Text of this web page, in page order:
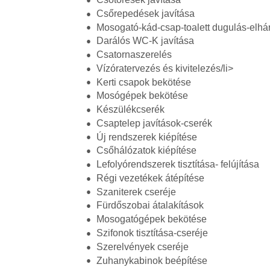
Csőrepedések javítása
Mosogató-kád-csap-toalett dugulás-
Darálós WC-K javítása
Csatornaszerelés
Vízóratervezés és kivitelezés/li>
Kerti csapok bekötése
Mosógépek bekötése
Készülékcserék
Csaptelep javítások-cserék
Új rendszerek kiépítése
Csőhálózatok kiépítése
Lefolyórendszerek tisztítása- felújítása
Régi vezetékek átépítése
Szaniterek cseréje
Fürdőszobai átalakítások
Mosogatógépek bekötése
Szifonok tisztítása-cseréje
Szerelvények cseréje
Zuhanykabinok beépítése